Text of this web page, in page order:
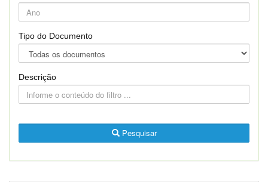
Tipo do Documento
Descrição
Pesquisar